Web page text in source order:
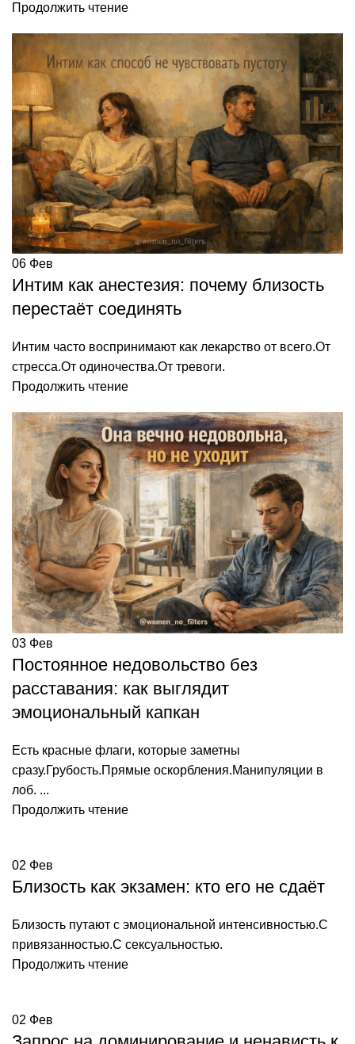
Продолжить чтение
06 Фев
Интим как анестезия: почему близость
перестаёт соединять
Интим часто воспринимают как лекарство от всего.От
стресса.От одиночества.От тревоги.
Продолжить чтение
03 Фев
Постоянное недовольство без
расставания: как выглядит
эмоциональный капкан
Есть красные флаги, которые заметны
сразу.Грубость.Прямые оскорбления.Манипуляции в
лоб. ...
Продолжить чтение
02 Фев
Близость как экзамен: кто его не сдаёт
Близость путают с эмоциональной интенсивностью.С
привязанностью.С сексуальностью.
Продолжить чтение
02 Фев